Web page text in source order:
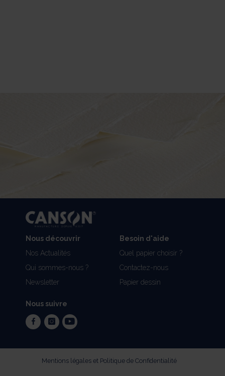
Nous découvrir
Nos Actualités
Qui sommes-nous ?
Newsletter
Besoin d'aide
Quel papier choisir ?
Contactez-nous
Papier dessin
Nous suivre
facebookinstagram
youtube
Mentions légales et Politique de Confidentialité